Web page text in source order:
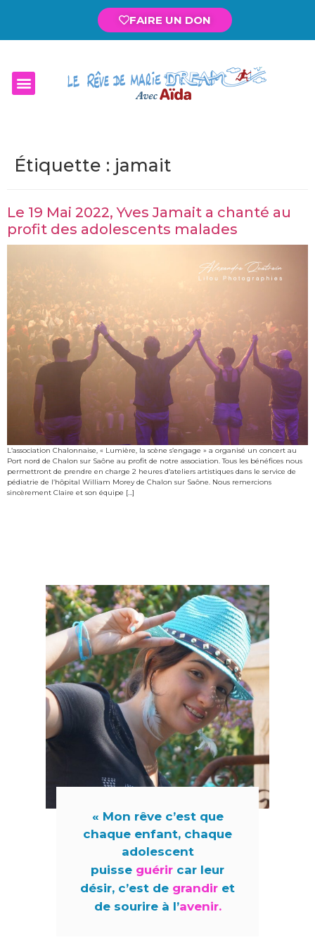
FAIRE UN DON
Étiquette : jamait
Le 19 Mai 2022, Yves Jamait a chanté au
profit des adolescents malades
L’association Chalonnaise, « Lumière, la scène s’engage » a organisé un concert au
Port nord de Chalon sur Saône au profit de notre association. Tous les bénéfices nous
permettront de prendre en charge 2 heures d’ateliers artistiques dans le service de
pédiatrie de l’hôpital William Morey de Chalon sur Saône. Nous remercions
sincèrement Claire et son équipe […]
« Mon rêve c’est que
chaque enfant, chaque
adolescent
puisse guérir car leur
désir, c’est de grandir et
de sourire à l’avenir.